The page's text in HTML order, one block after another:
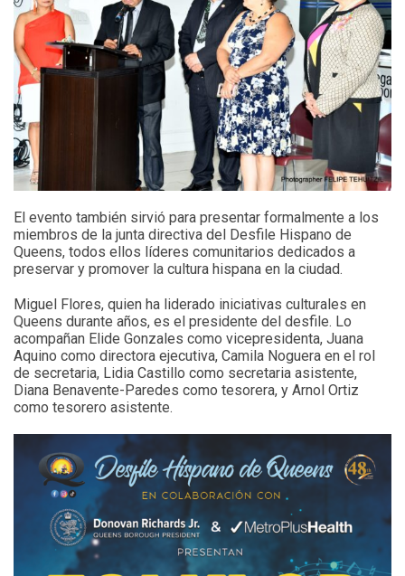
El evento también sirvió para presentar formalmente a los
miembros de la junta directiva del Desfile Hispano de
Queens, todos ellos líderes comunitarios dedicados a
preservar y promover la cultura hispana en la ciudad.
Miguel Flores, quien ha liderado iniciativas culturales en
Queens durante años, es el presidente del desfile. Lo
acompañan Elide Gonzales como vicepresidenta, Juana
Aquino como directora ejecutiva, Camila Noguera en el rol
de secretaria, Lidia Castillo como secretaria asistente,
Diana Benavente-Paredes como tesorera, y Arnol Ortiz
como tesorero asistente.